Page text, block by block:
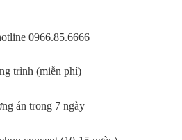
0966.85.6666
trình (miễn phí)
án trong 7 ngày